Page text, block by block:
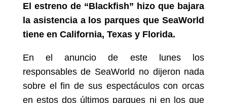
El estreno de “Blackfish” hizo que bajara
la asistencia a los parques que SeaWorld
tiene en California, Texas y Florida.
En el anuncio de este lunes los
responsables de SeaWorld no dijeron nada
sobre el fin de sus espectáculos con orcas
en estos dos últimos parques ni en los que